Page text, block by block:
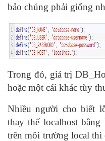
bảo chúng phải giống
Trong đó, giá trị
hoặc một cái khác tùy
Nhiều người cho biết
thay thế localhost bằng
trên môi trường local thì